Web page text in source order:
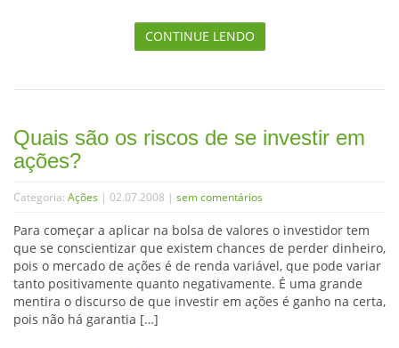
CONTINUE LENDO
Quais são os riscos de se investir em
ações?
Categoria: Ações | 02.07.2008 | sem comentários
Para começar a aplicar na bolsa de valores o investidor tem
que se conscientizar que existem chances de perder dinheiro,
pois o mercado de ações é de renda variável, que pode variar
tanto positivamente quanto negativamente. É uma grande
mentira o discurso de que investir em ações é ganho na certa,
pois não há garantia […]